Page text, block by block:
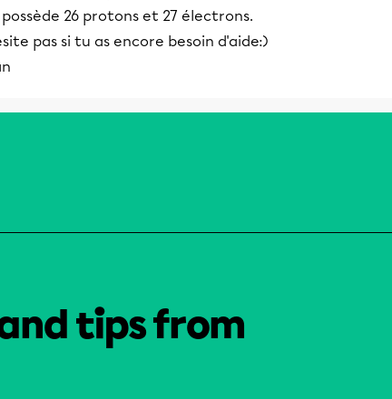
possède 26 protons et 27 électrons.
pas si tu as encore besoin d'aide:)
tips from